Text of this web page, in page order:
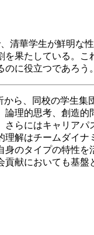
清華学生が鮮明な
果たしている。
に役立つであろう。
ら、同校の学生集
理的思考、創造
らにはキャリア
解はチームダイ
のタイプの特性
献においても基盤